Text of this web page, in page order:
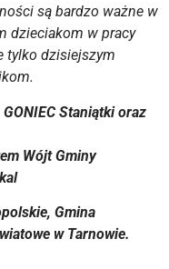
są bardzo ważne w
dzieciakom w pracy
tylko dzisiejszym
GONIEC Staniątki oraz
Wójt Gminy
Gmina
w Tarnowie.